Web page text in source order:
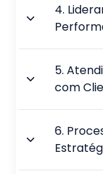
4.
5.
com
6.